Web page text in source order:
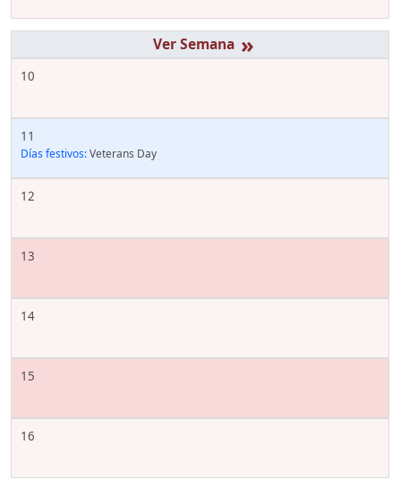
»
10
11
Días festivos:Veterans Day
12
13
14
15
16